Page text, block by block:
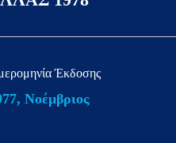
Έκδοσης
Νοέμβριος